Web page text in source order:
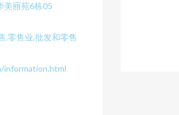
美丽苑6栋05
,零售业,批发和零售
information.html